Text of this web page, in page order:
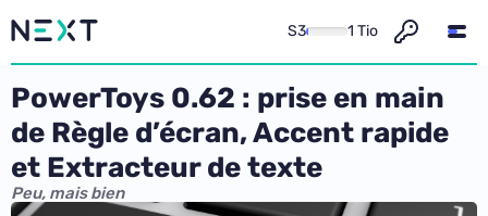
S3 1 Tio
PowerToys 0.62 : prise en main
de Règle d’écran, Accent rapide
et Extracteur de texte
Peu, mais bien